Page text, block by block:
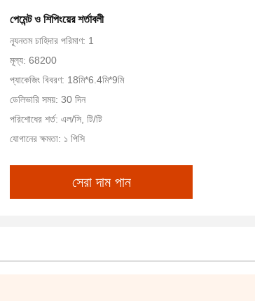
পেমেন্ট ও শিপিংয়ের শর্তাবলী
ন্যূনতম চাহিদার পরিমাণ: 1
মূল্য: 68200
প্যাকেজিং বিবরণ: 18মি*6.4মি*9মি
ডেলিভারি সময়: 30 দিন
পরিশোধের শর্ত: এল/সি, টি/টি
যোগানের ক্ষমতা: ১ পিসি
সেরা দাম পান